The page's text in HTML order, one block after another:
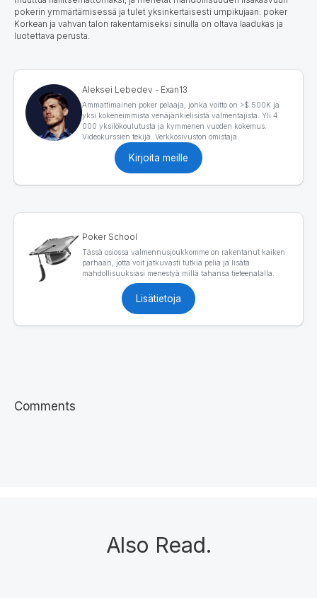
pokerin ymmärtämisessä ja tulet yksinkertaisesti umpikujaan. poker
Korkean ja vahvan talon rakentamiseksi sinulla on oltava laadukas ja
luotettava perusta.
Aleksei Lebedev - Exan13
Ammattimainen poker pelaaja, jonka voitto on >$ 500K ja
yksi kokeneimmista venäjänkielisistä valmentajista. Yli 4
000 yksilökoulutusta ja kymmenen vuoden kokemus.
Videokurssien tekijä. Verkkosivuston omistaja.
Kirjoita meille
Poker School
Tässä osiossa valmennusjoukkomme on rakentanut kaiken
parhaan, jotta voit jatkuvasti tutkia peliä ja lisätä
mahdollisuuksiasi menestyä millä tahansa tieteenalalla.
Lisätietoja
Comments
Also Read.